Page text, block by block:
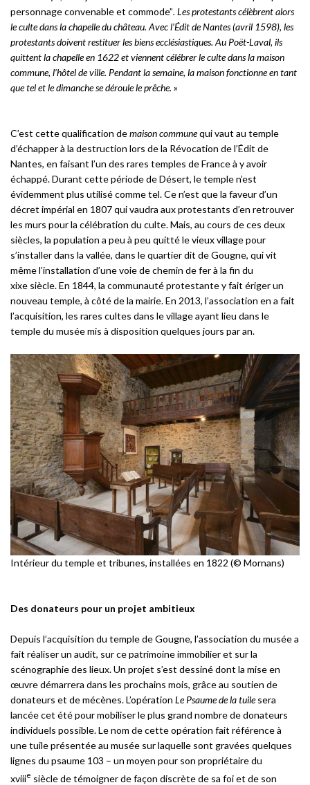
personnage convenable et commode”. Les protestants célèbrent alors
le culte dans la chapelle du château. Avec l’Édit de Nantes (avril 1598), les
protestants doivent restituer les biens ecclésiastiques. Au Poët-Laval, ils
quittent la chapelle en 1622 et viennent célébrer le culte dans la maison
commune, l’hôtel de ville. Pendant la semaine, la maison fonctionne en tant
que tel et le dimanche se déroule le prêche. »
C’est cette qualification demaison communequi vaut au temple
d’échapper à la destruction lors de la Révocation de l’Édit de
Nantes, en faisant l’un des rares temples de France à y avoir
échappé. Durant cette période de Désert, le temple n’est
évidemment plus utilisé comme tel. Ce n’est que la faveur d’un
décret impérial en 1807 qui vaudra aux protestants d’en retrouver
les murs pour la célébration du culte. Mais, au cours de ces deux
siècles, la population a peu à peu quitté le vieux village pour
s’installer dans la vallée, dans le quartier dit de Gougne, qui vit
même l’installation d’une voie de chemin de fer à la fin du
xixe siècle. En 1844, la communauté protestante y fait ériger un
nouveau temple, à côté de la mairie. En 2013, l’association en a fait
l’acquisition, les rares cultes dans le village ayant lieu dans le
temple du musée mis à disposition quelques jours par an.
Intérieur du temple et tribunes, installées en 1822 (© Mornans)
Des donateurs pour un projet ambitieux
Depuis l’acquisition du temple de Gougne, l’association du musée a
fait réaliser un audit, sur ce patrimoine immobilier et sur la
scénographie des lieux. Un projet s’est dessiné dont la mise en
œuvre démarrera dans les prochains mois, grâce au soutien de
donateurs et de mécènes. L’opération Le Psaume de la tuilesera
lancée cet été pour mobiliser le plus grand nombre de donateurs
individuels possible. Le nom de cette opération fait référence à
une tuile présentée au musée sur laquelle sont gravées quelques
lignes du psaume 103 – un moyen pour son propriétaire du
xviiie siècle de témoigner de façon discrète de sa foi et de son